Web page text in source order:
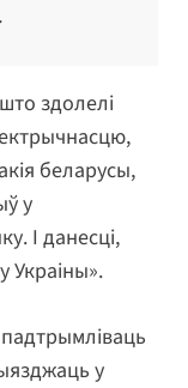
здолелі
беларусы,
у
І данесці,
Украіны».
у